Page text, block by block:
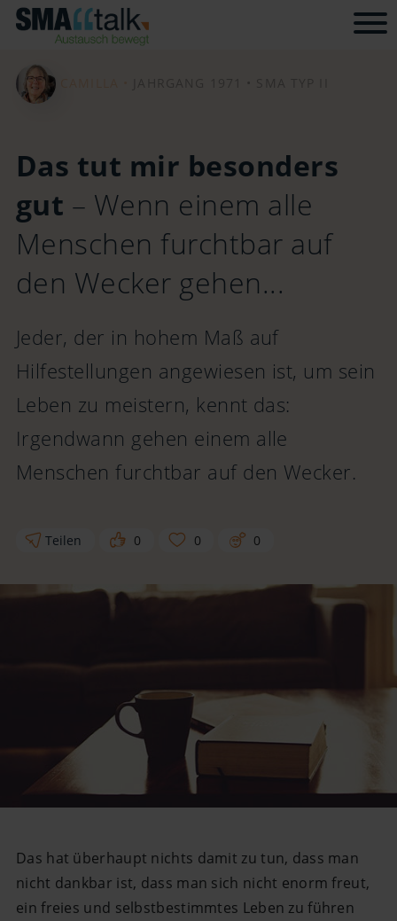
Das tut mir besonders
gut – Wenn einem alle
Menschen furchtbar auf
den Wecker gehen...
Jeder, der in hohem Maß auf
Hilfestellungen angewiesen ist, um sein
Leben zu meistern, kennt das:
Irgendwann gehen einem alle
Menschen furchtbar auf den Wecker.
Teilen 0 0 0
Das hat überhaupt nichts damit zu tun, dass man
nicht dankbar ist, dass man sich nicht enorm freut,
ein freies und selbstbestimmtes Leben zu führen